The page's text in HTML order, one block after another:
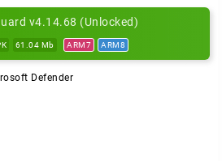
Такой подход выручает
кто сталкивается с
дома.
v4.14.68 (Unlocked)
61.04 Mb ARM7 ARM8
Defender